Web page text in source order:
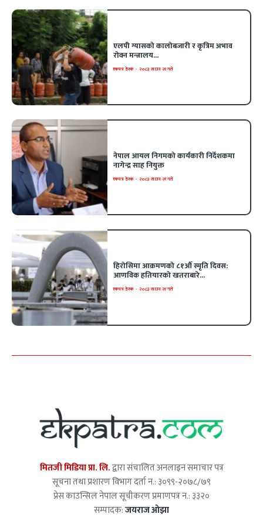
एलपी ग्यासको कालोबजारी र कृत्रिम अभाव
रोक्न मन्त्रालय...
एकपत्र डेस्क - २०८३ साउन २१ गते
नेपाल आयल निगमको कार्यकारी निर्देशकमा
नागेन्द्र साह नियुक्त
एकपत्र डेस्क - २०८३ साउन २१ गते
हिरोसिमा आक्रमणको ८१औँ स्मृति दिवस:
आणविक हतियारको खतराबारे...
एकपत्र डेस्क - २०८३ साउन २१ गते
मितजी मिडिया प्रा. लि.द्वारा संचालित अनलाइन समाचार पत्र
सूचना तथा प्रशारण विभाग दर्ता न.: ३०९९-२०७८/७९
प्रेस काउन्सिल नेपाल सूचीकरण प्रमाणपत्र न.: ३३२०
सम्पादक:जयराज ओझा